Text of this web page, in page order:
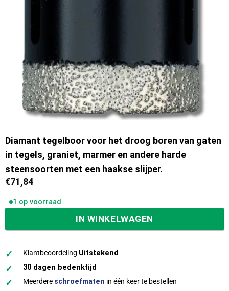
Diamant tegelboor voor het droog boren van gaten
in tegels, graniet, marmer en andere harde
steensoorten met een haakse slijper.
€71,84
1 op voorraad
IN WINKELWAGEN
✓ Klantbeoordeling Uitstekend
✓ 30 dagen bedenktijd
✓ Meerdere schroefmaten in één keer te bestellen